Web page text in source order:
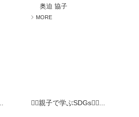
奥迫 協子
MORE
🧚‍♀️親子で学ぶSDGs🧚‍♀️...